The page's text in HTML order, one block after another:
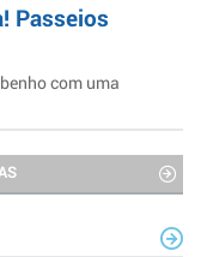
Passeios
com uma